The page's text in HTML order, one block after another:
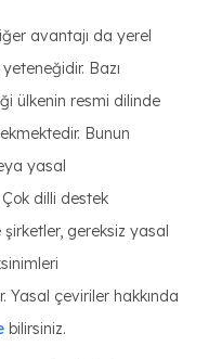
avantajı da yerel
Bazı
ülkenin resmi dilinde
Bunun
yasal
dilli destek
gereksiz yasal
Yasal çeviriler hakkında
bilirsiniz.